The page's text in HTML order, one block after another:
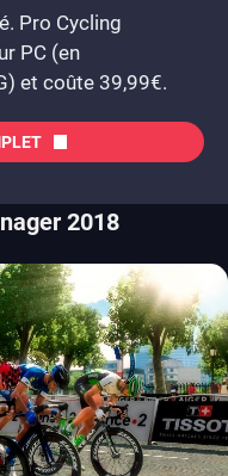
Pro Cycling
PC (en
et coûte 39,99€.
2018